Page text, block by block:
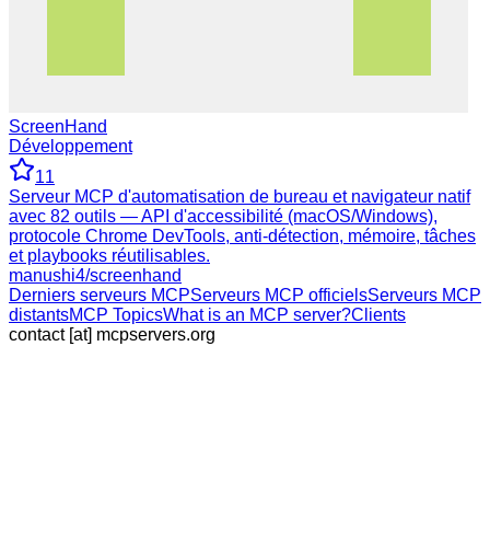
ScreenHand
Développement
11
Serveur MCP d'automatisation de bureau et navigateur natif
avec 82 outils — API d'accessibilité (macOS/Windows),
protocole Chrome DevTools, anti-détection, mémoire, tâches
et playbooks réutilisables.
manushi4/screenhand
Derniers serveurs MCPServeurs MCP officielsServeurs MCP
distantsMCP TopicsWhat is an MCP server?Clients
contact [at] mcpservers.org